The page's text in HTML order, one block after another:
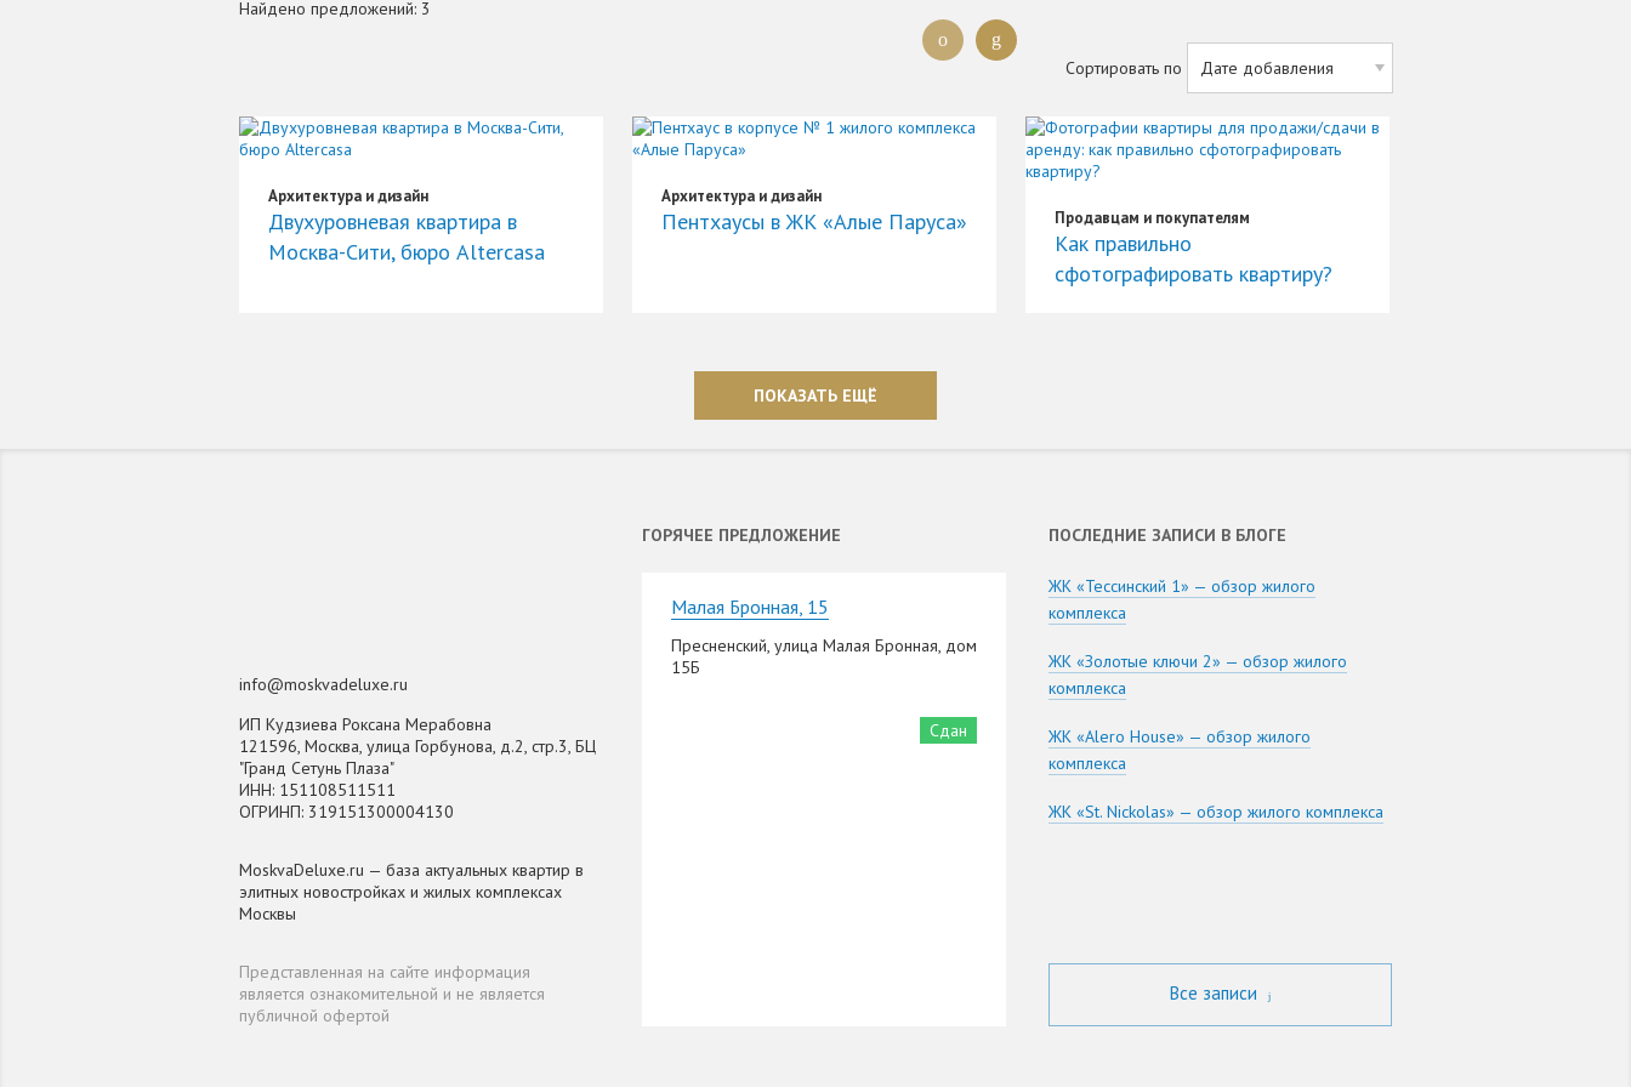
Найдено предложений: 3
Сортировать по
Архитектура и дизайн
Двухуровневая квартира в
Москва-Сити, бюро Altercasa
Архитектура и дизайн
Пентхаусы в ЖК «Алые Паруса» Продавцам и покупателям
Как правильно
сфотографировать квартиру?
ПОКАЗАТЬ ЕЩЁ
info@moskvadeluxe.ru
ИП Кудзиева Роксана Мерабовна
121596, Москва, улица Горбунова, д.2, стр.3, БЦ
"Гранд Сетунь Плаза"
ИНН: 151108511511
ОГРИНП: 319151300004130
MoskvaDeluxe.ru — база актуальных квартир в
элитных новостройках и жилых комплексах
Москвы
Представленная на сайте информация
является ознакомительной и не является
публичной офертой
ГОРЯЧЕЕ ПРЕДЛОЖЕНИЕ
Малая Бронная, 15
Пресненский, улица Малая Бронная, дом
15Б
Сдан
ПОСЛЕДНИЕ ЗАПИСИ В БЛОГЕ
ЖК «Тессинский 1» — обзор жилого
комплекса
ЖК «Золотые ключи 2» — обзор жилого
комплекса
ЖК «Alero House» — обзор жилого
комплекса
ЖК «St. Nickolas» — обзор жилого комплекса
Все записи